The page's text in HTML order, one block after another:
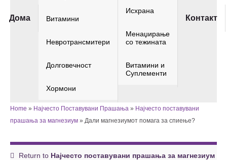
Дома Витамини
Невротрансмитери
Долговечност
Хормони
Исхрана
Менаџирање
со тежината
Витамини и
Суплементи
Контакт
Home » Најчесто Поставувани Прашања » Најчесто поставувани
прашања за магнезиум » Дали магнезиумот помага за спиење?
Return to Најчесто поставувани прашања за магнезиум